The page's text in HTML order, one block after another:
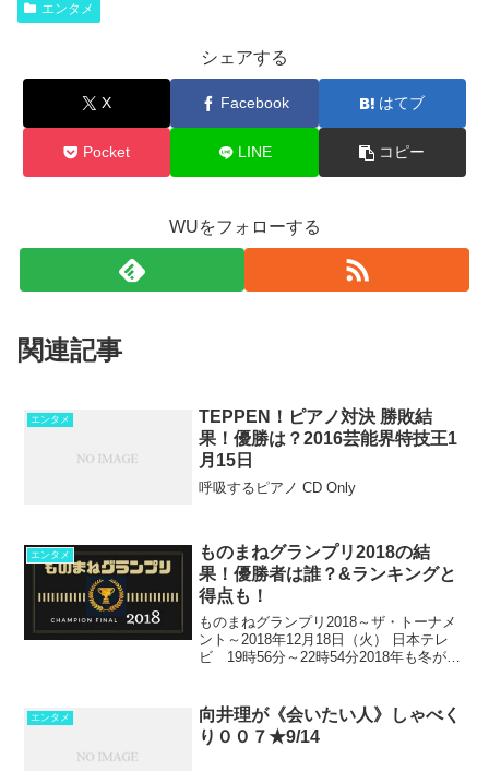
エンタメ
シェアする
X Facebook はてブ
Pocket LINE コピー
WUをフォローする
関連記事
エンタメ
TEPPEN！ピアノ対決 勝敗結
果！優勝は？2016芸能界特技王1
月15日
呼吸するピアノ CD Only
エンタメ
ものまねグランプリ2018の結
果！優勝者は誰？&ランキングと
得点も！
ものまねグランプリ2018～ザ・トーナメ
ント～2018年12月18日（火） 日本テレ
ビ 19時56分～22時54分2018年も冬が到
ね芸人たちのプラドを掛けた戦いがた
っ...
エンタメ
向井理が《会いたい人》しゃべく
り００７★9/14